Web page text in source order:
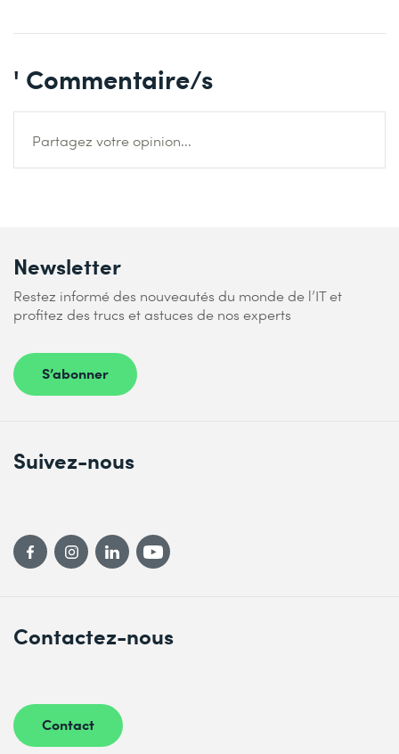
' Commentaire/s
Partagez votre opinion...
Newsletter
Restez informé des nouveautés du monde de l’IT et
profitez des trucs et astuces de nos experts
S’abonner
Contactez-nous
Contact
Suivez-nous